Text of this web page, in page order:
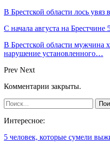
В Брестской области лось увяз
С начала августа на Брестчине
В Брестской области мужчина
нарушение установленного…
Prev Next
Комментарии закрыты.
Интересное:
5 человек, которые сумели